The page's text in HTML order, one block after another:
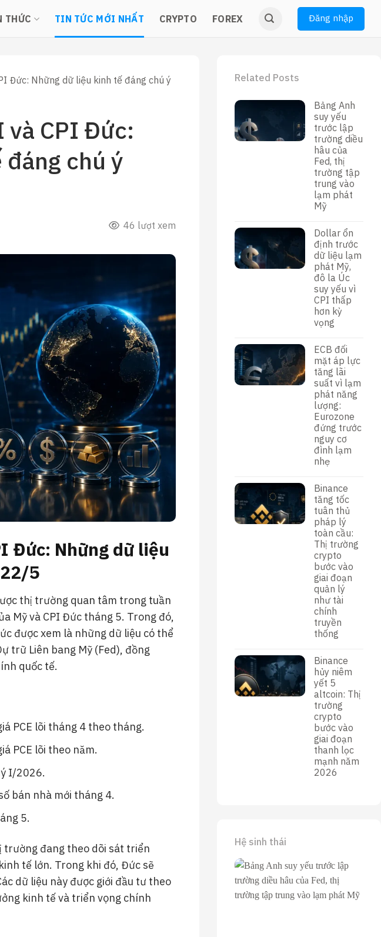
THỨC TIN TỨC MỚI NHẤT CRYPTO FOREX Đăng nhập
Đức: Những dữ liệu kinh tế đáng chú ý
và CPI Đức:
chú ý
46 lượt xem
Đức: Những dữ liệu
5
thị trường quan tâm trong tuần
Mỹ và CPI Đức tháng 5. Trong đó,
được xem là những dữ liệu có thể
trữ Liên bang Mỹ (Fed), đồng
quốc tế.
PCE lõi tháng 4 theo tháng.
PCE lõi theo năm.
I/2026.
bán nhà mới tháng 4.
5.
trường đang theo dõi sát triển
tế lớn. Trong khi đó, Đức sẽ
dữ liệu này được giới đầu tư theo
kinh tế và triển vọng chính
Related Posts
Bảng Anh
suy yếu
trước lập
trường diều
hâu của
Fed, thị
trường tập
trung vào
lạm phát
Mỹ
Dollar ổn
định trước
dữ liệu lạm
phát Mỹ,
đô la Úc
suy yếu vì
CPI thấp
hơn kỳ
vọng
ECB đối
mặt áp lực
tăng lãi
suất vì lạm
phát năng
lượng:
Eurozone
đứng trước
nguy cơ
đình lạm
nhẹ
Binance
tăng tốc
tuân thủ
pháp lý
toàn cầu:
Thị trường
crypto
bước vào
giai đoạn
quản lý
như tài
chính
truyền
thống
Binance
hủy niêm
yết 5
altcoin: Thị
trường
crypto
bước vào
giai đoạn
thanh lọc
mạnh năm
2026
Hệ sinh thái